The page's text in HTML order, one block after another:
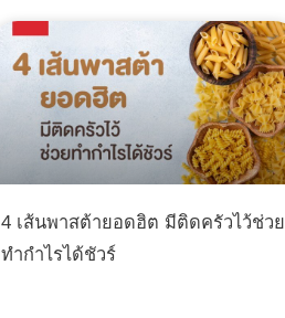
4 เส้นพาสต้ายอดฮิต มีติดครัวไว้ช่วย
ทำกำไรได้ชัวร์